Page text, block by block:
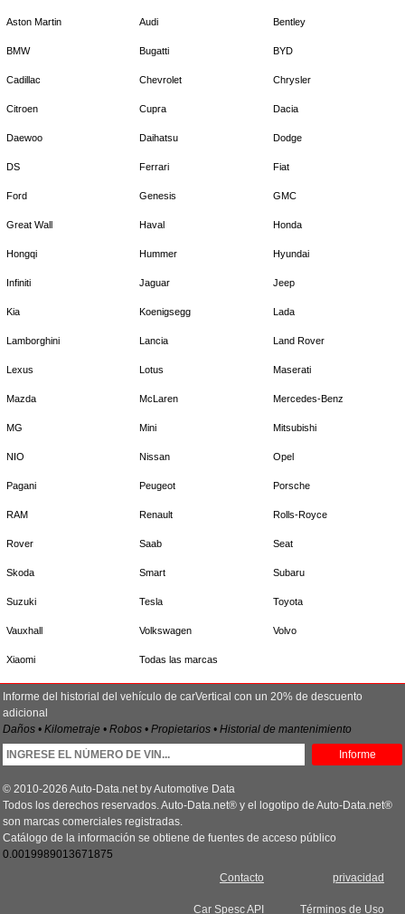
Aston Martin Audi Bentley
BMW Bugatti BYD
Cadillac Chevrolet Chrysler
Citroen Cupra Dacia
Daewoo Daihatsu Dodge
DS Ferrari Fiat
Ford Genesis GMC
Great Wall Haval Honda
Hongqi Hummer Hyundai
Infiniti Jaguar Jeep
Kia Koenigsegg Lada
Lamborghini Lancia Land Rover
Lexus Lotus Maserati
Mazda McLaren Mercedes-Benz
MG Mini Mitsubishi
NIO Nissan Opel
Pagani Peugeot Porsche
RAM Renault Rolls-Royce
Rover Saab Seat
Skoda Smart Subaru
Suzuki Tesla Toyota
Vauxhall Volkswagen Volvo
Xiaomi Todas las marcas
Informe del historial del vehículo de carVertical con un 20% de descuento
adicional
Daños • Kilometraje • Robos • Propietarios • Historial de mantenimiento
Informe
© 2010-2026 Auto-Data.net by Automotive Data
Todos los derechos reservados. Auto-Data.net® y el logotipo de Auto-Data.net®
son marcas comerciales registradas.
Catálogo de la información se obtiene de fuentes de acceso público
0.0019989013671875
privacidad
Términos de Uso
Contacto
Car Spesc API